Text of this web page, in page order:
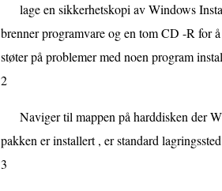
lage en sikkerhetskopi av Windows
brenner programvare og en tom CD -R for
støter på problemer med noen program
2
Naviger til mappen på harddisken der
pakken er installert , er standard
3